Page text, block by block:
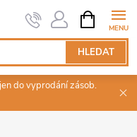
HLEDAT
NÁKUPNÍ
KOŠÍK
do vyprodání zásob.